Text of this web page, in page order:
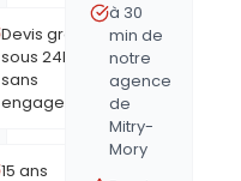
Devis gratuit
sous 24h,
sans
engagement
15 ans
à 30
min de
notre
agence
de
Mitry-
Mory